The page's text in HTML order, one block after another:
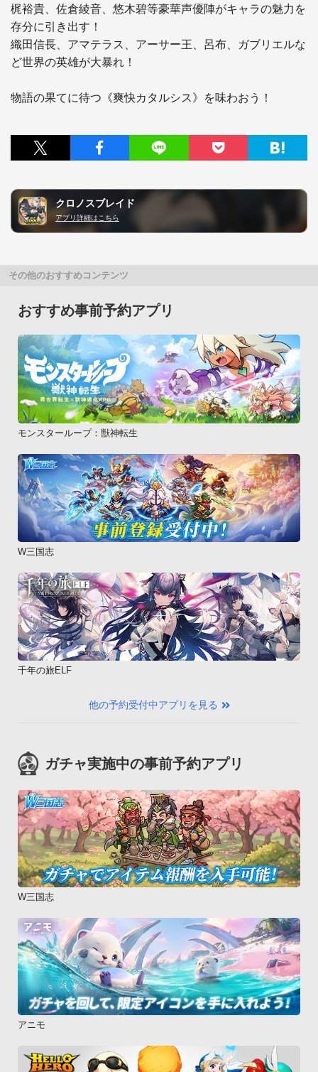
梶裕貴、佐倉綾音、悠木碧等豪華声優陣がキャラの魅力を
存分に引き出す！
織田信長、アマテラス、アーサー王、呂布、ガブリエルな
ど世界の英雄が大暴れ！
クロノスブレイド
アプリ詳細はこちら
その他のおすすめコンテンツ
おすすめ事前予約アプリ
モンスターループ：獣神転生
W三国志
千年の旅ELF
他の予約受付中アプリを見る
ガチャ実施中の事前予約アプリ
W三国志
アニモ